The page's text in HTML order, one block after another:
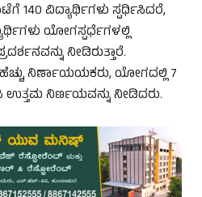
140 ವಿದ್ಯಾರ್ಥಿಗಳು ಸ್ಪರ್ಧಿಸಿದರೆ,
ಯೋಗಸ್ಪರ್ಧೆಗಳಲ್ಲಿ
ನೀಡಿರುತ್ತಾರೆ.
ಹೆಚ್ಚು ನಿರ್ಣಾಯಯಕರು, ಯೋಗದಲ್ಲಿ 7
ನಿರ್ಣಯವನ್ನು ನೀಡಿದರು.